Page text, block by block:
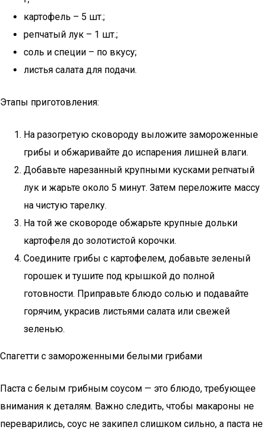
картофель – 5 шт.;
репчатый лук – 1 шт.;
соль и специи – по вкусу;
листья салата для подачи.
Этапы приготовления:
На разогретую сковороду выложите замороженные
грибы и обжаривайте до испарения лишней влаги.
Добавьте нарезанный крупными кусками репчатый
лук и жарьте около 5 минут. Затем переложите массу
на чистую тарелку.
На той же сковороде обжарьте крупные дольки
картофеля до золотистой корочки.
Соедините грибы с картофелем, добавьте зеленый
горошек и тушите под крышкой до полной
готовности. Приправьте блюдо солью и подавайте
горячим, украсив листьями салата или свежей
зеленью.
Спагетти с замороженными белыми грибами
Паста с белым грибным соусом — это блюдо, требующее
внимания к деталям. Важно следить, чтобы макароны не
переварились, соус не закипел слишком сильно, а паста не